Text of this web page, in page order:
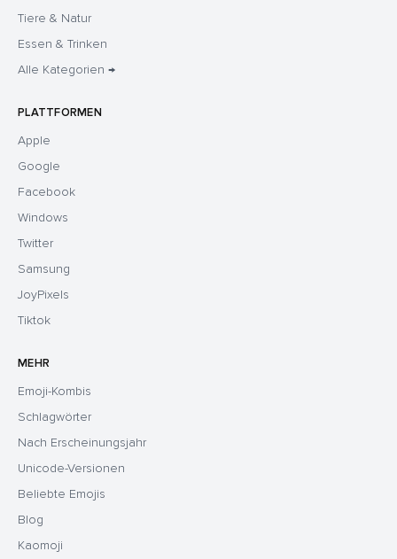
Tiere & Natur
Essen & Trinken
Alle Kategorien →
PLATTFORMEN
Apple
Google
Facebook
Windows
Twitter
Samsung
JoyPixels
Tiktok
MEHR
Emoji-Kombis
Schlagwörter
Nach Erscheinungsjahr
Unicode-Versionen
Beliebte Emojis
Blog
Kaomoji